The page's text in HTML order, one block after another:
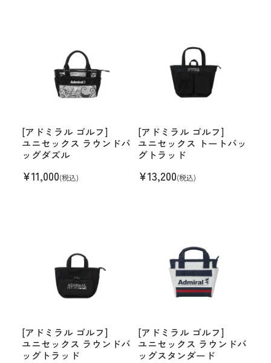
[アドミラル ゴルフ]
ユニセックス ラウンドバ
ッグダズル
¥11,000(税込)
[アドミラル ゴルフ]
ユニセックス トートバッ
グトラッド
¥13,200(税込)
[アドミラル ゴルフ]
ユニセックス ラウンドバ
ッグトラッド
[アドミラル ゴルフ]
ユニセックス ラウンドバ
ッグスタンダード